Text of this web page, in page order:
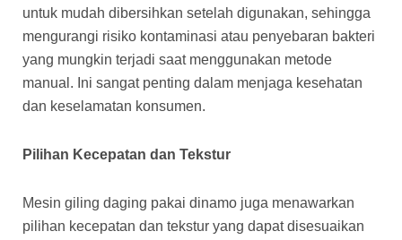
untuk mudah dibersihkan setelah digunakan, sehingga
mengurangi risiko kontaminasi atau penyebaran bakteri
yang mungkin terjadi saat menggunakan metode
manual. Ini sangat penting dalam menjaga kesehatan
dan keselamatan konsumen.
Pilihan Kecepatan dan Tekstur
Mesin giling daging pakai dinamo juga menawarkan
pilihan kecepatan dan tekstur yang dapat disesuaikan